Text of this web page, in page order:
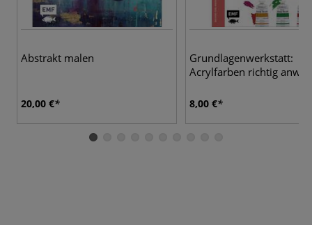
Abstrakt malen
20,00 €
Grundlagenwerkstatt:
Acrylfarben richtig
8,00 €